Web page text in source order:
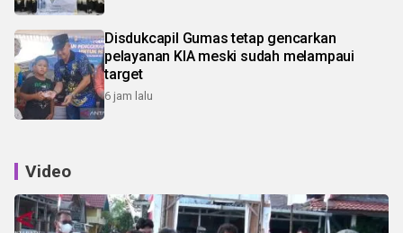
Disdukcapil Gumas tetap gencarkan
pelayanan KIA meski sudah melampaui
target
6 jam lalu
Video